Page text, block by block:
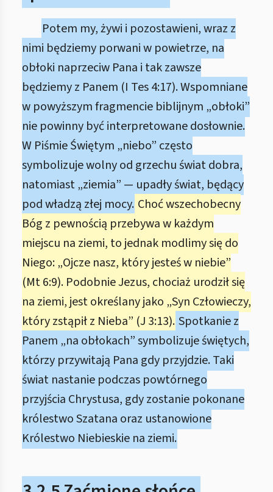
Potem my, żywi i pozostawieni, wraz z
nimi będziemy porwani w powietrze, na
obłoki naprzeciw Pana i tak zawsze
będziemy z Panem (I Tes 4:17). Wspomniane
w powyższym fragmencie biblijnym „obłoki”
nie powinny być interpretowane dosłownie.
W Piśmie Świętym „niebo” często
symbolizuje wolny od grzechu świat dobra,
natomiast „ziemia” — upadły świat, będący
pod władzą złej mocy. Choć wszechobecny
Bóg z pewnością przebywa w każdym
miejscu na ziemi, to jednak modlimy się do
Niego: „Ojcze nasz, który jesteś w niebie”
(Mt 6:9). Podobnie Jezus, chociaż urodził się
na ziemi, jest określany jako „Syn Człowieczy,
który zstąpił z Nieba” (J 3:13). Spotkanie z
Panem „na obłokach” symbolizuje świętych,
którzy przywitają Pana gdy przyjdzie. Taki
świat nastanie podczas powtórnego
przyjścia Chrystusa, gdy zostanie pokonane
królestwo Szatana oraz ustanowione
Królestwo Niebieskie na ziemi.